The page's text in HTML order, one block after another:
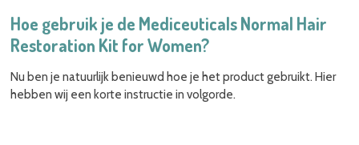
Hoe gebruik je de Mediceuticals Normal Hair
Restoration Kit for Women?
Nu ben je natuurlijk benieuwd hoe je het product gebruikt. Hier
hebben wij een korte instructie in volgorde.